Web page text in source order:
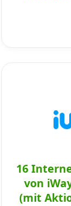
16
von
(mit